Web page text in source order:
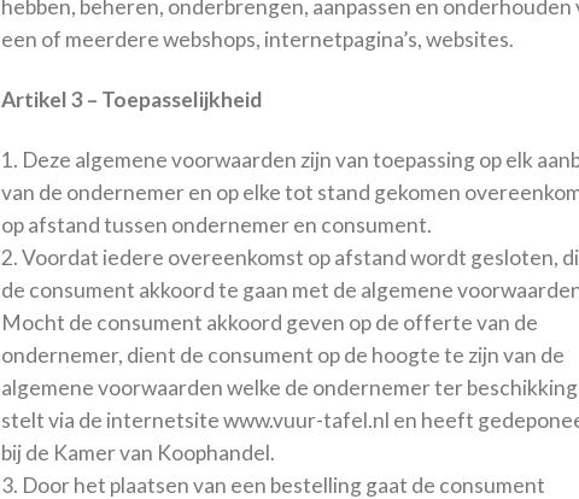
hebben, beheren, onderbrengen, aanpassen en onderhouden
een of meerdere webshops, internetpagina’s, websites.
Artikel 3 – Toepasselijkheid
1. Deze algemene voorwaarden zijn van toepassing op elk
van de ondernemer en op elke tot stand gekomen
op afstand tussen ondernemer en consument.
2. Voordat iedere overeenkomst op afstand wordt gesloten,
de consument akkoord te gaan met de algemene
Mocht de consument akkoord geven op de offerte van de
ondernemer, dient de consument op de hoogte te zijn van de
algemene voorwaarden welke de ondernemer ter beschikking
stelt via de internetsite www.vuur-tafel.nl en heeft
bij de Kamer van Koophandel.
3. Door het plaatsen van een bestelling gaat de consument